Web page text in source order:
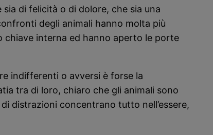
di felicità o di dolore, che sia una
degli animali hanno molta più
chiave interna ed hanno aperto le porte
indifferenti o avversi è forse la
tra di loro, chiaro che gli animali sono
distrazioni concentrano tutto nell’essere,